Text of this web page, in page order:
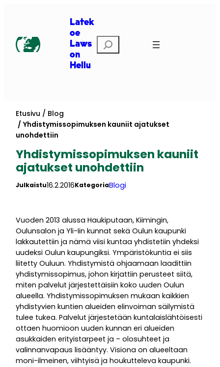
Latek
oe
Laws
on
Hellu
Etsi
Etusivu
Blog
Yhdistymissopimuksen kauniit ajatukset
unohdettiin
Yhdistymissopimuksen kauniit
ajatukset unohdettiin
Julkaistu16.2.2016KategoriaBlogi
Vuoden 2013 alussa Haukiputaan, Kiimingin,
Oulunsalon ja Yli-Iin kunnat sekä Oulun kaupunki
lakkautettiin ja nämä viisi kuntaa yhdistetiin yhdeksi
uudeksi Oulun kaupungiksi. Ympäristökuntia ei siis
liitetty Ouluun. Yhdistymistä ohjaamaan laadittiin
yhdistymissopimus, johon kirjattiin perusteet siitä,
miten palvelut järjestettäisiin koko uuden Oulun
alueella. Yhdistymissopimuksen mukaan kaikkien
yhdistyvien kuntien alueiden elinvoiman säilymistä
tulee tukea. Palvelut järjestetään kuntalaislähtöisesti
ottaen huomioon uuden kunnan eri alueiden
asukkaiden erityistarpeet ja – olosuhteet ja
valinnanvapaus lisääntyy. Visiona on alueeltaan
moni-ilmeinen, viihtyisä ja houkutteleva kaupunki.